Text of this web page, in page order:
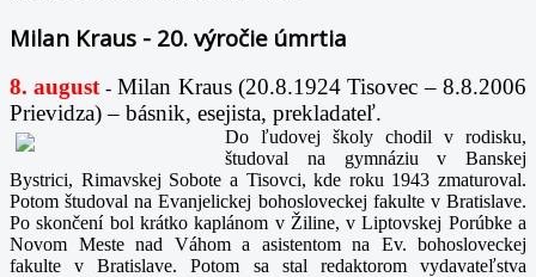
Milan Kraus - 20. výročie úmrtia
8. august -Milan Kraus (20.8.1924 Tisovec – 8.8.2006
Prievidza) – básnik, esejista, prekladateľ.
Do ľudovej školy chodil v rodisku,
študoval na gymnáziu v Banskej
Bystrici, Rimavskej Sobote a Tisovci, kde roku 1943 zmaturoval.
Potom študoval na Evanjelickej bohosloveckej fakulte v Bratislave.
Po skončení bol krátko kaplánom v Žiline, v Liptovskej Porúbke a
Novom Meste nad Váhom a asistentom na Ev. bohosloveckej
fakulte v Bratislave. Potom sa stal redaktorom vydavateľstva